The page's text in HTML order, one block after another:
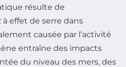
résulte de
à effet de serre dans
causée par l’activité
entraîne des impacts
du niveau des mers, des